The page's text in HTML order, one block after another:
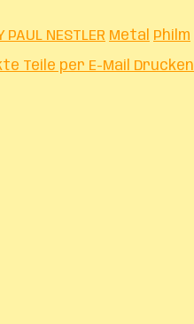
PAUL NESTLER Metal Philm
Teile per E-Mail Drucken